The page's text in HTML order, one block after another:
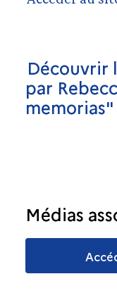
Découvrir
par
memorias"
Médias